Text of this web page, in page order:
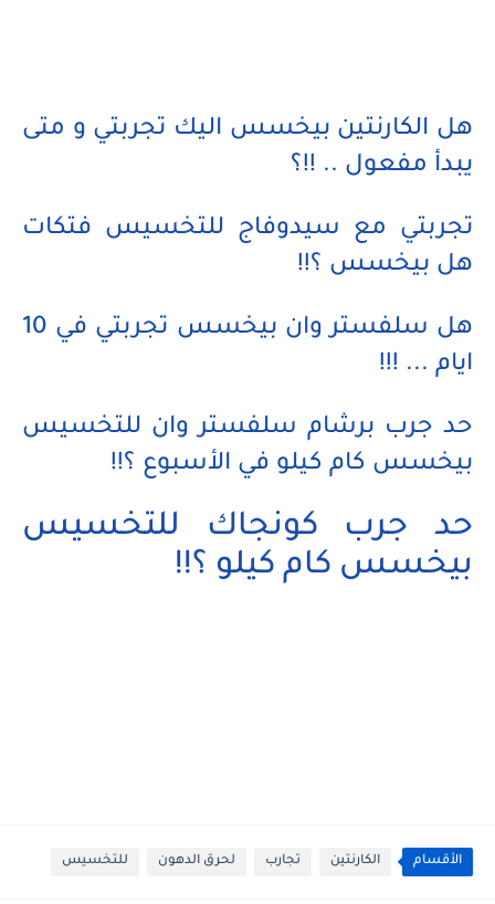
هل الكارنتين بيخسس اليك تجربتي و متى
يبدأ مفعول .. !!؟
تجربتي مع سيدوفاج للتخسيس فتكات
هل بيخسس ؟!!
هل سلفستر وان بيخسس تجربتي في 10
ايام ... !!!
حد جرب برشام سلفستر وان للتخسيس
بيخسس كام كيلو في الأسبوع ؟!!
حد جرب كونجاك للتخسيس
بيخسس كام كيلو ؟!!
الأقسام الكارنتين تجارب لحرق الدهون للتخسيس